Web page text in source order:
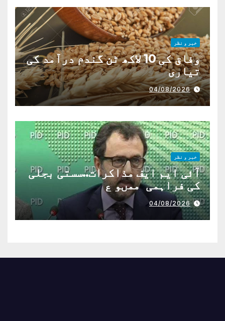
خبر و نظر
وفاق کی 10 لاکھ ٹن گندم درآمد کی
تیاری
04/08/2026
خبر و نظر
آئی ایم ایف مذاکرات..سستی بجلی
کی فراہمی ممںو ع
04/08/2026